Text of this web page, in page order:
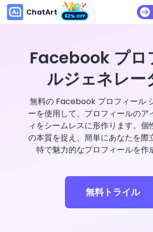
ChatArt 62% OFF
Facebook プロ
ルジェネレー
無料の Facebook プロフィール
ーを使用して、プロフィールのア
ィをシームレスに形作ります。個
の本質を捉え、簡単にあなたを際
特で魅力的なプロフィールを作
無料トライル